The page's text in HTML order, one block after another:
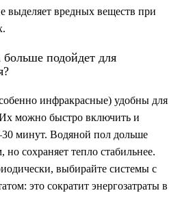
выделяет вредных веществ при
подойдет для
инфракрасные) удобны для
можно быстро включить и
минут. Водяной пол дольше
сохраняет тепло стабильнее.
выбирайте системы с
это сократит энергозатраты в